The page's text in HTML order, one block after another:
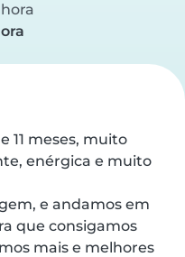
11 meses, muito
enérgica e muito
e andamos em
que consigamos
mais e melhores